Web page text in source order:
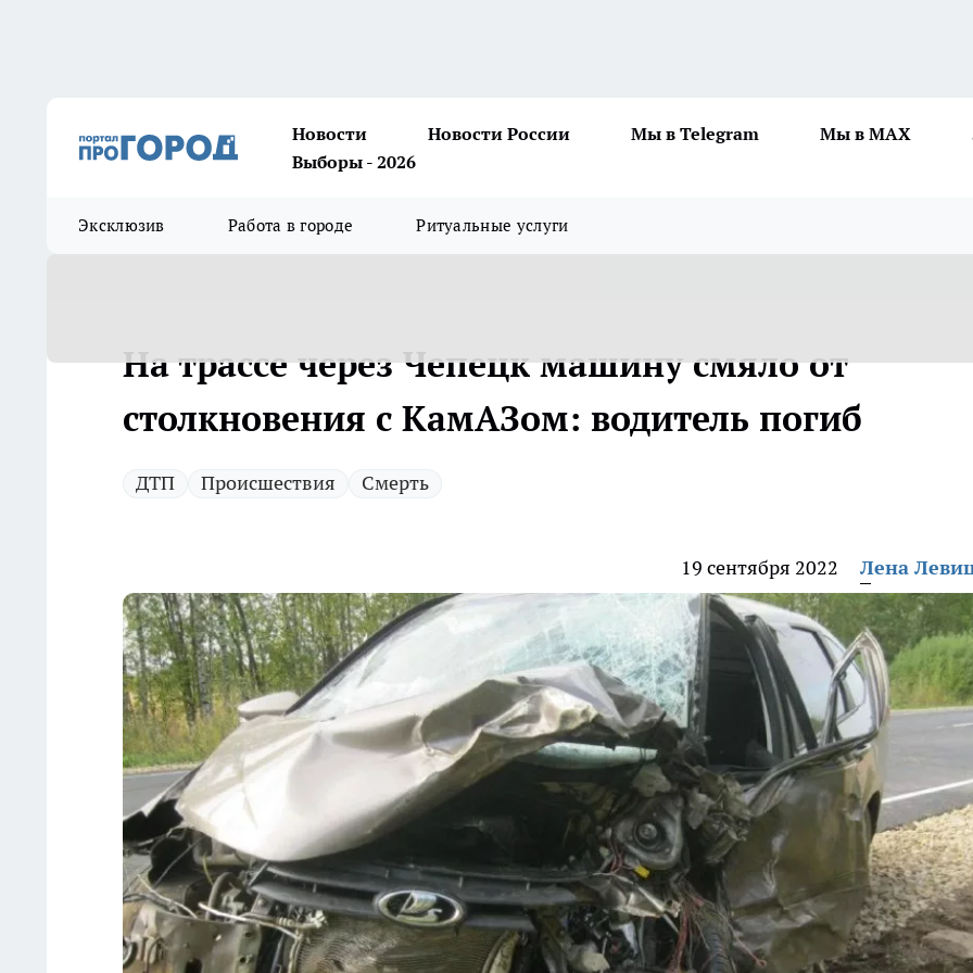
Новости Новости России Мы в Telegram Мы в MAX
Выборы - 2026
Эксклюзив Работа в городе Ритуальные услуги
На трассе через Чепецк машину смяло от
столкновения с КамАЗом: водитель погиб
ДТП Происшествия Смерть
19 сентября 2022 Лена